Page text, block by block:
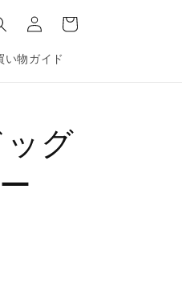
い物ガイド
グ
イ
ン
ー
ッグ